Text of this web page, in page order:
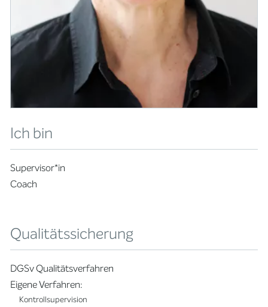
Ich bin
Supervisor*in
Coach
Qualitätssicherung
DGSv Qualitätsverfahren
Eigene Verfahren:
Kontrollsupervision